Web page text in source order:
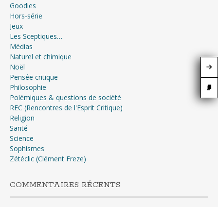
Goodies
Hors-série
Jeux
Les Sceptiques…
Médias
Naturel et chimique
Noël
Pensée critique
Philosophie
Polémiques & questions de société
REC (Rencontres de l'Esprit Critique)
Religion
Santé
Science
Sophismes
Zétéclic (Clément Freze)
COMMENTAIRES RÉCENTS